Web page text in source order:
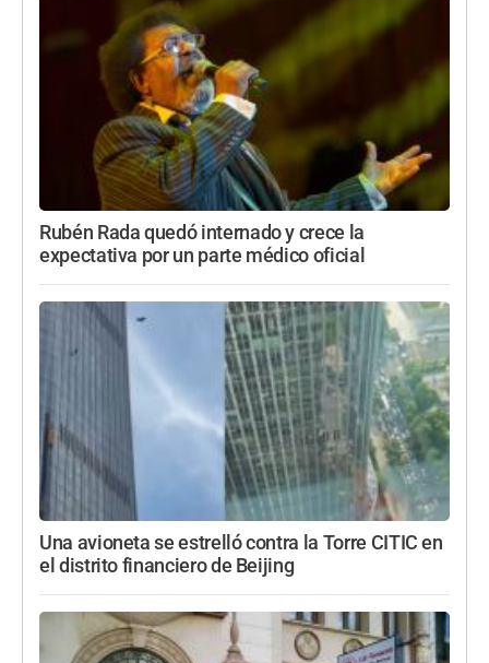
Rubén Rada quedó internado y crece la
expectativa por un parte médico oficial
Una avioneta se estrelló contra la Torre CITIC en
el distrito financiero de Beijing